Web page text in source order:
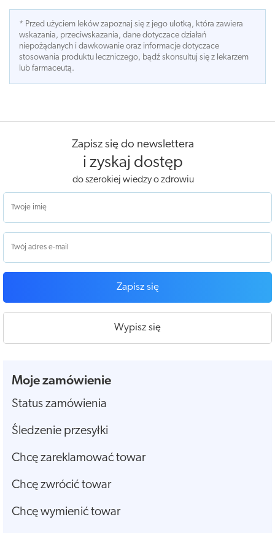
* Przed użyciem leków zapoznaj się z jego ulotką, która zawiera
wskazania, przeciwskazania, dane dotyczace działań
niepożądanych i dawkowanie oraz informacje dotyczace
stosowania produktu leczniczego, bądź skonsultuj się z lekarzem
lub farmaceutą.
Zapisz się do newslettera
i zyskaj dostęp
do szerokiej wiedzy o zdrowiu
Zapisz się
Wypisz się
Moje zamówienie
Status zamówienia
Śledzenie przesyłki
Chcę zareklamować towar
Chcę zwrócić towar
Chcę wymienić towar